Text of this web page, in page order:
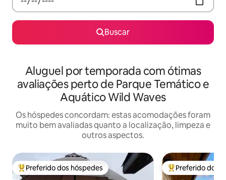
Buscar
Aluguel por temporada com ótimas
avaliações perto de Parque Temático e
Aquático Wild Waves
Os hóspedes concordam: estas acomodações foram
muito bem avaliadas quanto a localização, limpeza e
outros aspectos.
Entre os melhores preferidos dos hóspedes
Preferido dos hóspedes Entre os
Preferido dos